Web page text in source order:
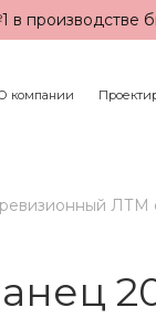
производстве
компании
ЛТМ